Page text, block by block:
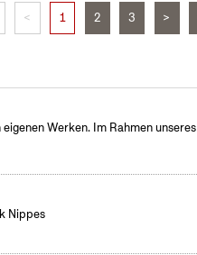
< 1 2 3 >
Werken. Im Rahmen unseres
Nippes